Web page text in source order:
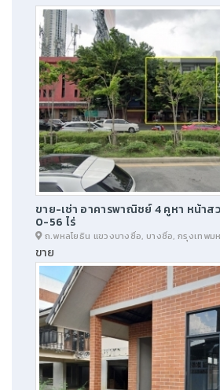
ขาย-เช่า อาคารพาณิชย์ 4 คูหา หน้า
0-56 ไร่
ถ.พหลโยธิน แขวงบางซื่อ, บางซื่อ, กรุงเทพม
ขาย